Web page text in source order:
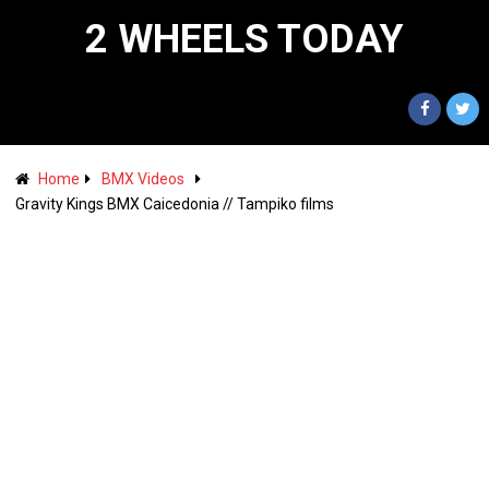
2 WHEELS TODAY
Home
BMX Videos
Gravity Kings BMX Caicedonia // Tampiko films